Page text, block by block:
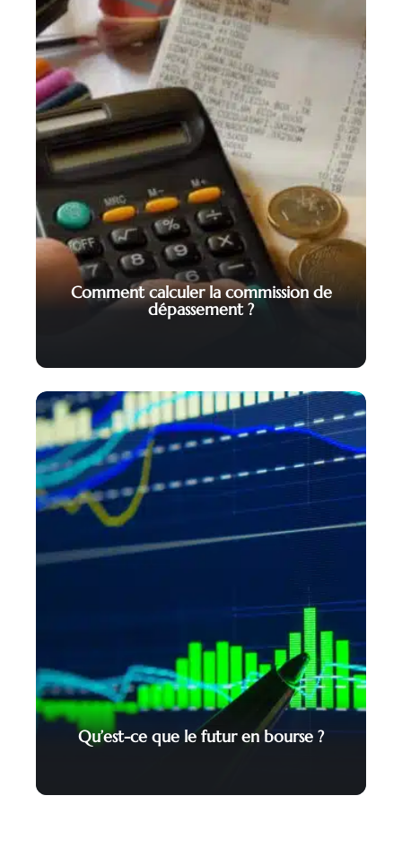
Comment calculer la commission de
dépassement ?
Qu’est-ce que le futur en bourse ?